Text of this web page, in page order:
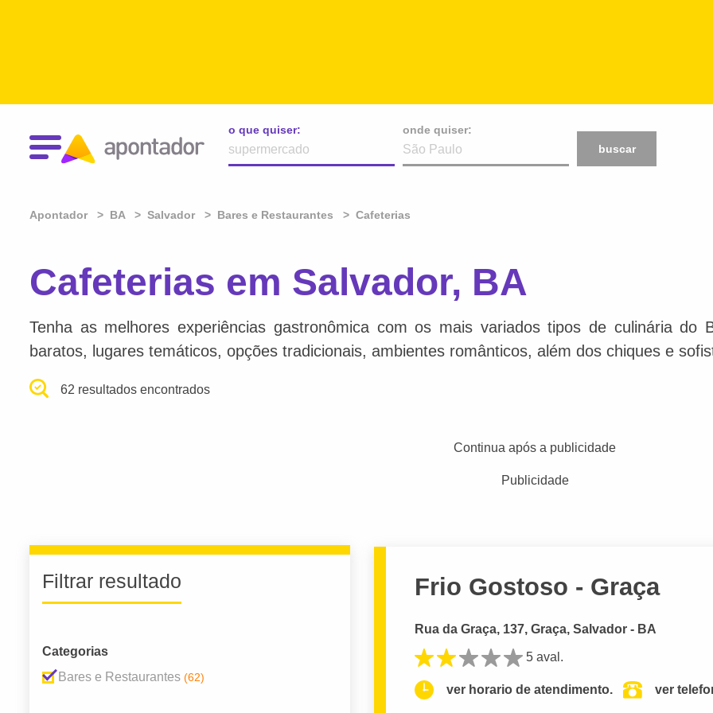
o que quiser:
onde quiser:
buscar
Apontador BA Salvador Bares e Restaurantes Cafeterias
Cafeterias em Salvador, BA
Tenha as melhores experiências gastronômica com os mais variados tipos de culinária
baratos, lugares temáticos, opções tradicionais, ambientes românticos, além dos chiques e
62 resultados encontrados
Continua após a publicidade
Publicidade
Filtrar resultado
Categorias
Bares e Restaurantes (62)
Frio Gostoso - Graça
Rua da Graça, 137, Graça, Salvador - BA
5 aval.
ver horario de atendimento. ver